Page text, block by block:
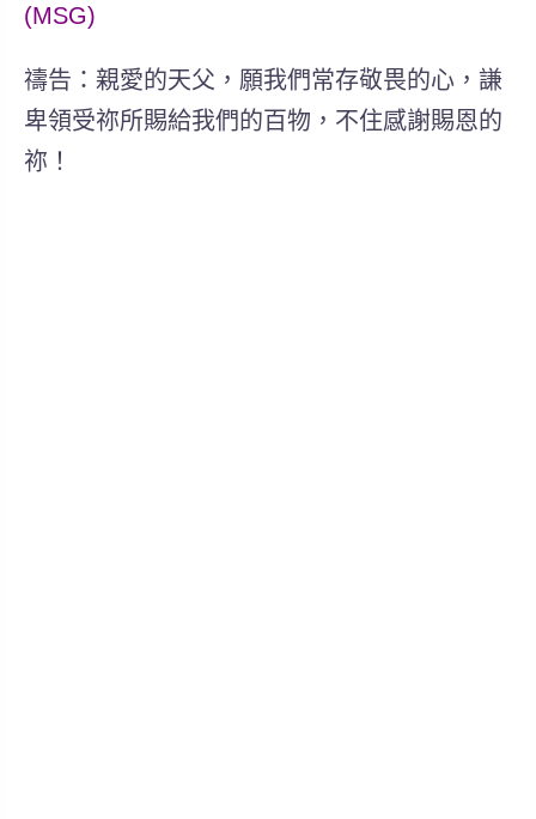
(MSG)
禱告：親愛的天父，願我們常存敬畏的心，謙
卑領受祢所賜給我們的百物，不住感謝賜恩的
祢！